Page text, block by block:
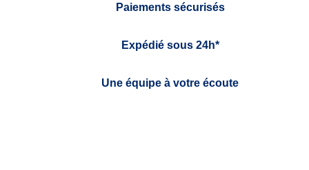
Paiements sécurisés
Expédié sous 24h*
Une équipe à votre écoute